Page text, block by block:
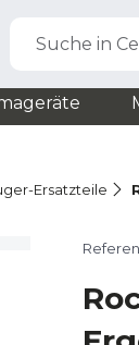
Suche in
Ersatzteile